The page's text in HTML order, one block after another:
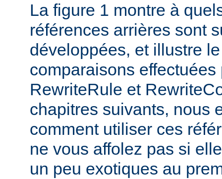
La figure 1 montre à
références arrières sont
développées, et illustre
comparaisons
RewriteRule et
chapitres suivants, nous
comment utiliser ces
ne vous affolez pas si
un peu exotiques au